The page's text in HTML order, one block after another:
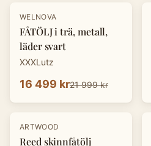
-25 %
WELNOVA
FÅTÖLJ i trä, metall,
läder svart
XXXLutz
16 499 kr21 999 kr
-20%
ARTWOOD
Reed skinnfåtölj